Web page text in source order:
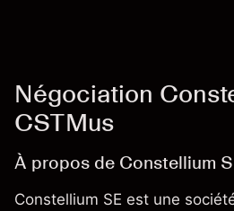
Négociation
CSTMus
À propos de Constellium
Constellium SE est une